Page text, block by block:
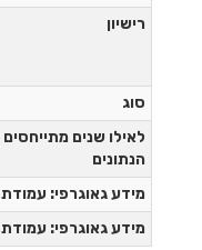
רישיון
סוג
לאילו שנים מתייחסים
הנתונים
מידע גאוגרפי: עמודת lat
מידע גאוגרפי: עמודת lon